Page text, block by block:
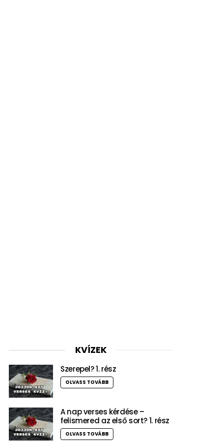
KVÍZEK
Szerepel? 1. rész
OLVASS TOVÁBB
A nap verses kérdése –
felismered az első sort? 1. rész
OLVASS TOVÁBB